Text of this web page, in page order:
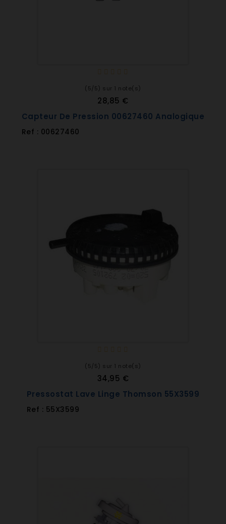
(5/5) sur 1 note(s)
28,85 €
Capteur De Pression 00627460 Analogique
Ref : 00627460
(5/5) sur 1 note(s)
34,95 €
Pressostat Lave Linge Thomson 55X3599
Ref : 55X3599